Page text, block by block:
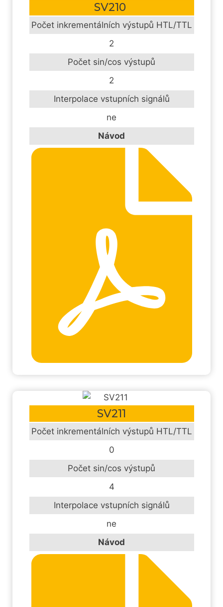
SV210
Počet inkrementálních výstupů HTL/TTL
2
Počet sin/cos výstupů
2
Interpolace vstupních signálů
ne
Návod
SV211
Počet inkrementálních výstupů HTL/TTL
0
Počet sin/cos výstupů
4
Interpolace vstupních signálů
ne
Návod